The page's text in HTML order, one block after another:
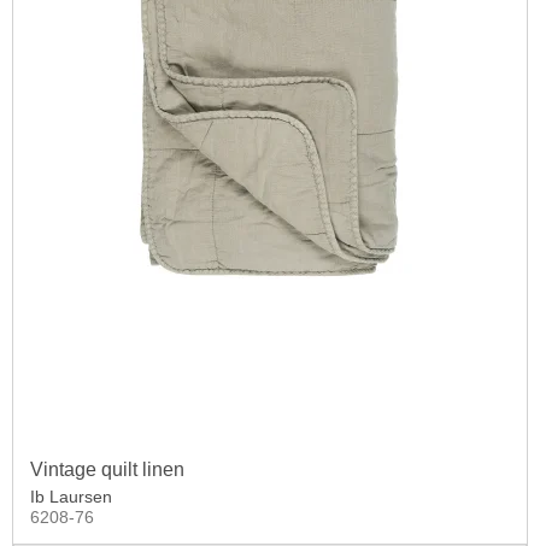
Vintage quilt linen
Ib Laursen
6208-76